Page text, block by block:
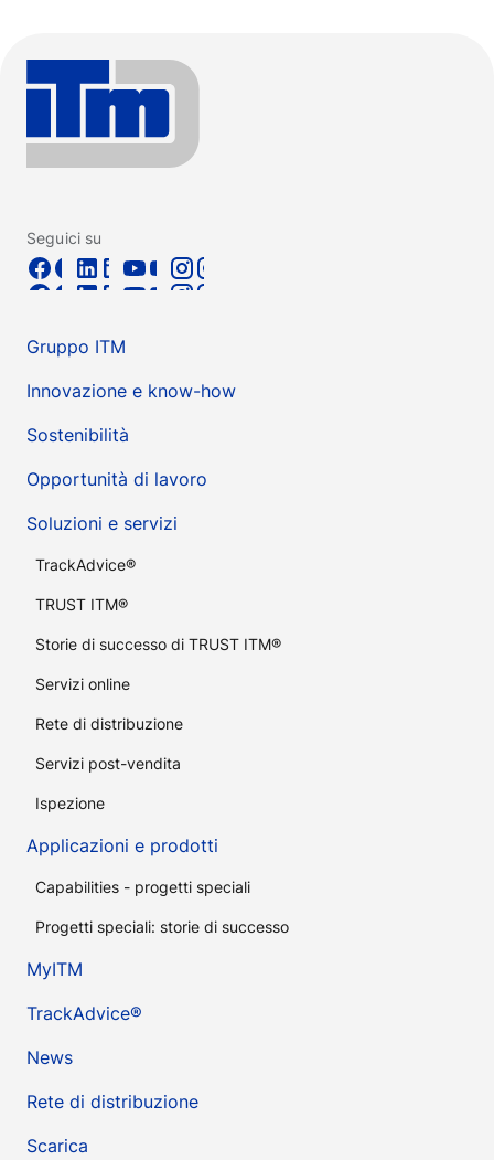
Seguici su
Gruppo ITM
Innovazione e know-how
Sostenibilità
Opportunità di lavoro
Soluzioni e servizi
TrackAdvice®
TRUST ITM®
Storie di successo di TRUST ITM®
Servizi online
Rete di distribuzione
Servizi post-vendita
Ispezione
Applicazioni e prodotti
Capabilities - progetti speciali
Progetti speciali: storie di successo
MyITM
TrackAdvice®
News
Rete di distribuzione
Scarica